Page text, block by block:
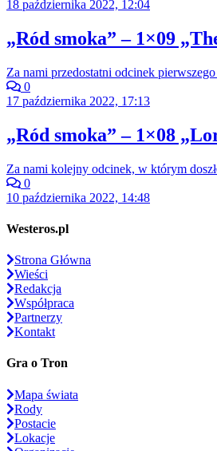
18 października 2022, 12:04
„Ród smoka” – 1×09
Za nami przedostatni odcinek
0
17 października 2022, 17:13
„Ród smoka” – 1×08
Za nami kolejny odcinek, w którym
0
10 października 2022, 14:48
Westeros.pl
Strona Główna
Wieści
Redakcja
Współpraca
Partnerzy
Kontakt
Gra o Tron
Mapa świata
Rody
Postacie
Lokacje